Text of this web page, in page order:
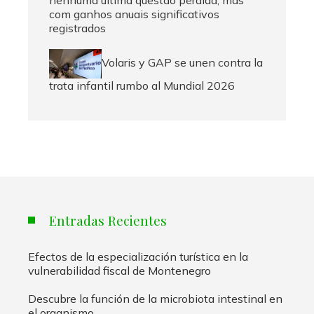
com ganhos anuais significativos
registrados
Volaris y GAP se unen contra la
trata infantil rumbo al Mundial 2026
Entradas Recientes
Efectos de la especialización turística en la
vulnerabilidad fiscal de Montenegro
Descubre la función de la microbiota intestinal en